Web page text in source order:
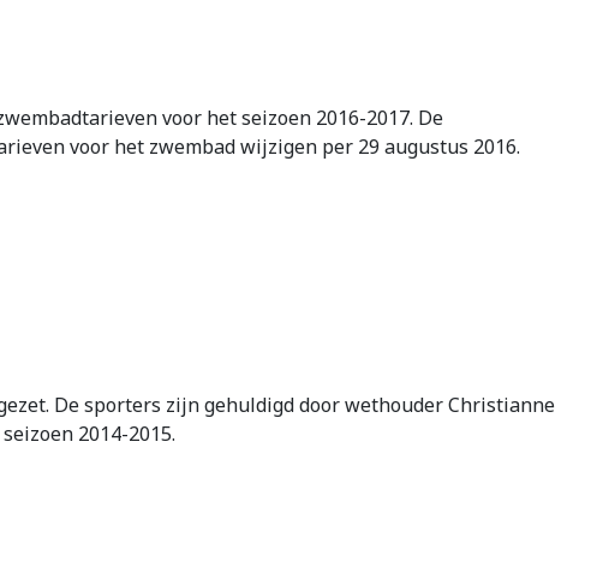
voor het seizoen 2016-2017. De
voor het zwembad wijzigen per 29 augustus 2016.
De sporters zijn gehuldigd door wethouder Christianne
2014-2015.